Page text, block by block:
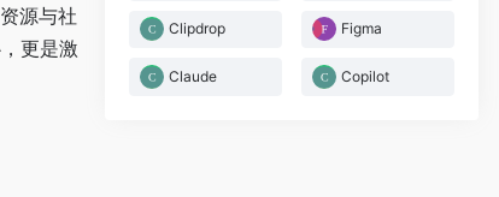
源与社
更是激
Clipdrop Figma
Claude Copilot